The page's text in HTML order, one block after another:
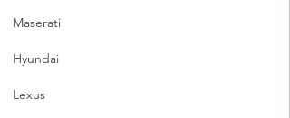
Maserati
Hyundai
Lexus